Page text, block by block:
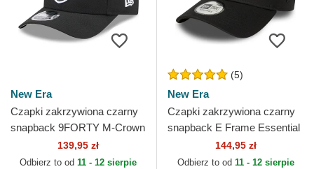
New Era
Czapki zakrzywiona czarny
snapback 9FORTY M-Crown
Team Las Vegas Raiders
NFL New Era
139,95 zł
Odbierz to od 11 - 12 sierpie
(5)
New Era
Czapki zakrzywiona czarny
snapback E Frame Essential
Las Vegas Raiders NFL New
Era
144,95 zł
Odbierz to od 11 - 12 sierpie